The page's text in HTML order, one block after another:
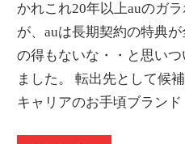
かれこれ20年以上auのガ
が、auは長期契約の特典
の得もないな・・と思い
ました。 転出先として候
キャリアのお手頃ブランド